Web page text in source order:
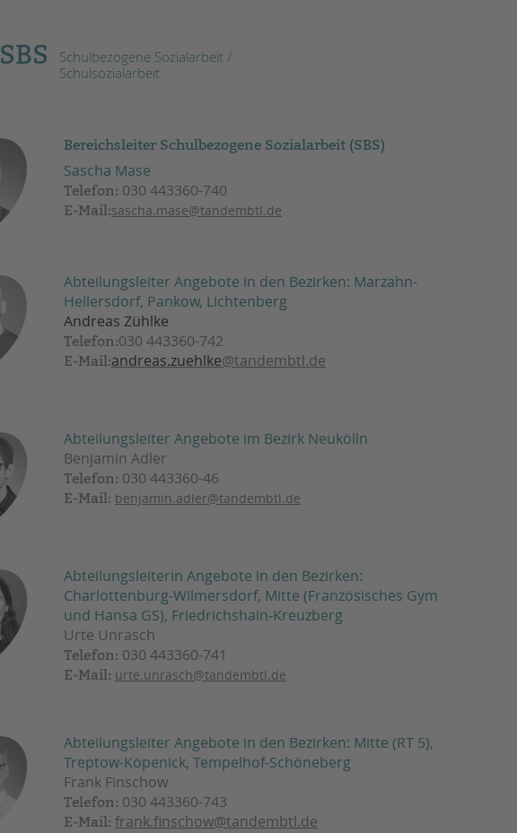
SBS
Schulbezogene Sozialarbeit /
Schulsozialarbeit
Bereichsleiter Schulbezogene Sozialarbeit (SBS)
Sascha Mase
Telefon: 030 443360-740
E-Mail:sascha.mase@tandembtl.de
Abteilungsleiter Angebote in den Bezirken: Marzahn-
Hellersdorf, Pankow, Lichtenberg
Andreas Zühlke
Telefon:030 443360-742
E-Mail:andreas.zuehlke@tandembtl.de
Abteilungsleiter Angebote im Bezirk Neukölln
Benjamin Adler
Telefon: 030 443360-46
E-Mail: benjamin.adler@tandembtl.de
Abteilungsleiterin Angebote in den Bezirken:
Charlottenburg-Wilmersdorf, Mitte (Französisches Gym
und Hansa GS), Friedrichshain-Kreuzberg
Urte Unrasch
Telefon: 030 443360-741
E-Mail: urte.unrasch@tandembtl.de
Abteilungsleiter Angebote in den Bezirken: Mitte (RT 5),
Treptow-Köpenick, Tempelhof-Schöneberg
Frank Finschow
Telefon: 030 443360-743
E-Mail: frank.finschow@tandembtl.de